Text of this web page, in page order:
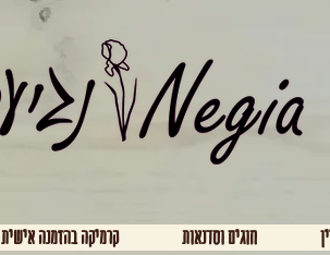
חוגים וסדנאות קרמיקה בהזמנה אישית